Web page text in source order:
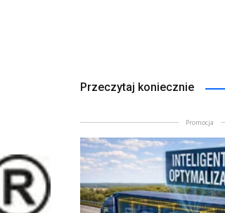
Przeczytaj koniecznie
Promocja